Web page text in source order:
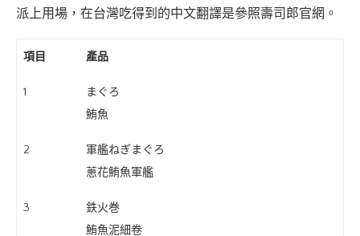
派上用場，在台灣吃得到的中文翻譯是參照壽司郎官網。
項目 產品
1
まぐろ
鮪魚
2
軍艦ねぎまぐろ
蔥花鮪魚軍艦
3
鉄火巻
鮪魚泥細卷